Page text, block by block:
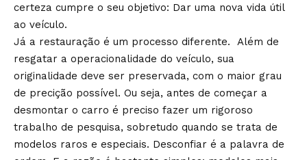
certeza cumpre o seu objetivo: Dar uma nova vida útil
ao veículo.
Já a restauração é um processo diferente. Além de
resgatar a operacionalidade do veículo, sua
originalidade deve ser preservada, com o maior grau
de precição possível. Ou seja, antes de começar a
desmontar o carro é preciso fazer um rigoroso
trabalho de pesquisa, sobretudo quando se trata de
modelos raros e especiais. Desconfiar é a palavra de